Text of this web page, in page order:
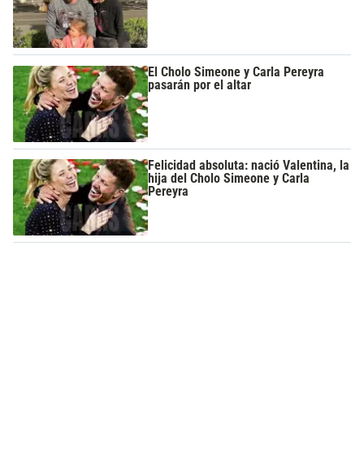
El Cholo Simeone y Carla Pereyra
pasarán por el altar
Felicidad absoluta: nació Valentina, la
hija del Cholo Simeone y Carla
Pereyra